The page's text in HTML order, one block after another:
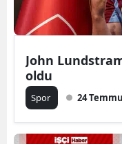
John
oldu
Spor 24